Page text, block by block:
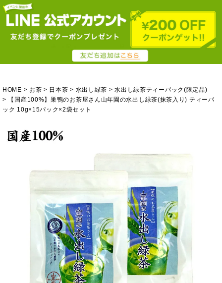
HOME お茶 日本茶 水出し緑茶
水出し緑茶ティーパック(限定品)
【国産100%】巣鴨のお茶屋さん山年園の水出し緑茶(抹茶入り) ティーパ
ック 10g×15パック×2袋セット